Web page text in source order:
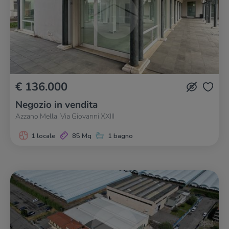
€ 136.000
Negozio in vendita
Azzano Mella, Via Giovanni XXIII
1 locale 85 Mq 1 bagno